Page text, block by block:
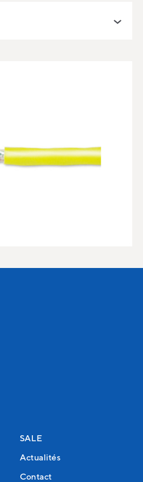
SALE
Actualités
Contact